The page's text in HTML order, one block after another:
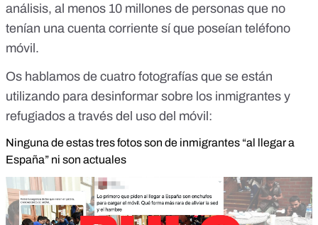
análisis, al menos 10 millones de personas que no
tenían una cuenta corriente sí que poseían teléfono
móvil.
Os hablamos de cuatro fotografías que se están
utilizando para desinformar sobre los inmigrantes y
refugiados a través del uso del móvil:
Ninguna de estas tres fotos son de inmigrantes “al llegar a
España” ni son actuales